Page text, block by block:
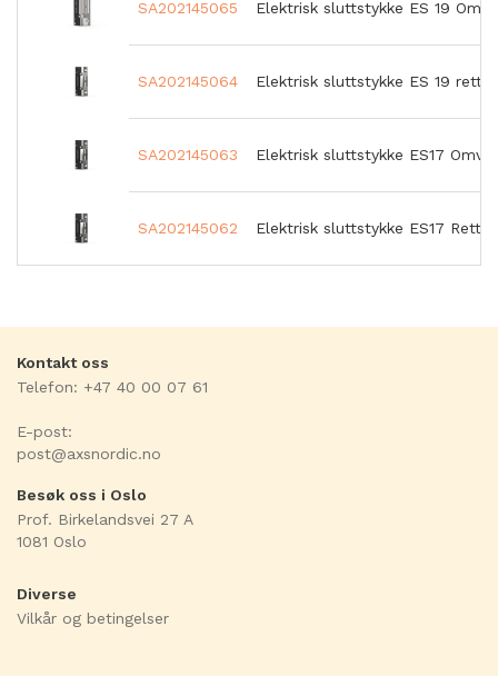
SA202145065 Elektrisk sluttstykke ES 19
SA202145064 Elektrisk sluttstykke ES 19
SA202145063 Elektrisk sluttstykke ES17
SA202145062 Elektrisk sluttstykke ES17
Kontakt oss
Telefon: +47 40 00 07 61
E-post:
post@axsnordic.no
Besøk oss i Oslo
Prof. Birkelandsvei 27 A
1081 Oslo
Diverse
Vilkår og betingelser